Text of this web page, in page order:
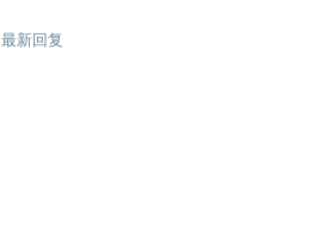
最新回复